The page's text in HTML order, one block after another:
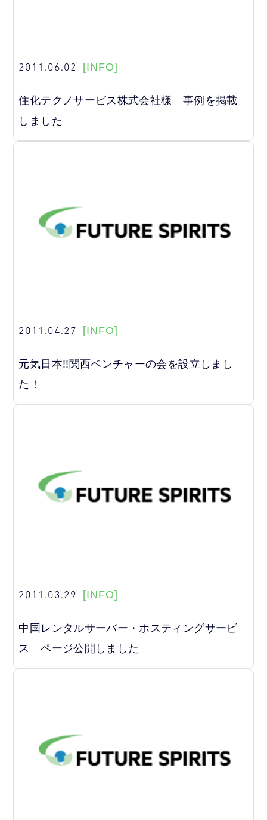
2011.06.02 [INFO]
住化テクノサービス株式会社様 事例を掲載
しました
2011.04.27 [INFO]
元気日本!!関西ベンチャーの会を設立しまし
た！
2011.03.29 [INFO]
中国レンタルサーバー・ホスティングサービ
ス ページ公開しました